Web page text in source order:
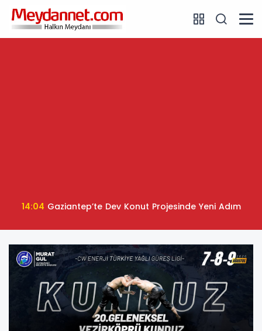
14:04 Gaziantep’te Dev Konut Projesinde Yeni Adım